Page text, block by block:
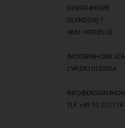
DESIGN4HOME
ISLANDSVEJ 1
4681 HERFØLGE
(MODERNHOME
CVR:DK10103924
TLF. +45 70 270 774